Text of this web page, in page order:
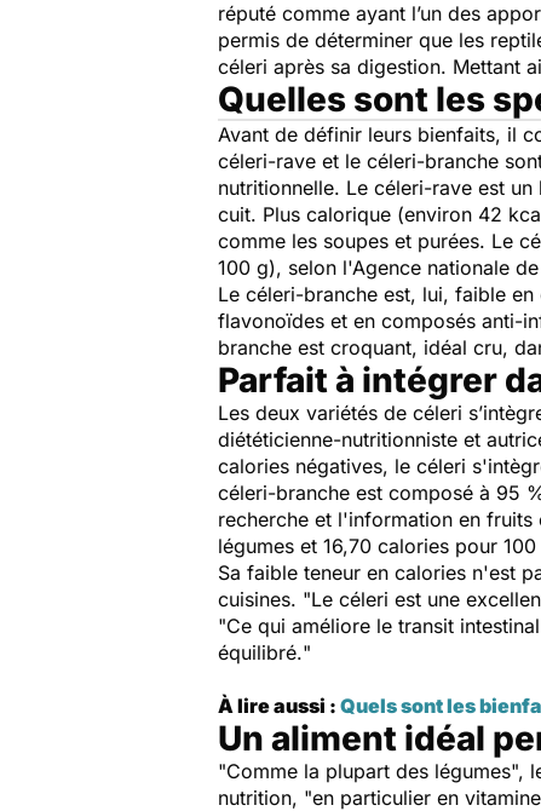
réputé comme ayant l’un des
permis de déterminer que les
céleri après sa digestion. Mettant
Quelles sont les
Avant de définir leurs bienfaits, il
céleri-rave et le céleri-branche
nutritionnelle. Le céleri-rave est
cuit. Plus calorique (environ 42
comme les soupes et purées. Le
100 g), selon l'Agence nationale
Le céleri-branche est, lui, faible
flavonoïdes et en composés anti-
branche est croquant, idéal cru,
Parfait à intégrer
Les deux variétés de céleri
diététicienne-nutritionniste et
calories négatives, le céleri
céleri-branche est composé à 95
recherche et l'information en fruits
légumes et 16,70 calories pour
Sa faible teneur en calories n'est
cuisines. "Le céleri est une
"Ce qui améliore le transit
équilibré."
À lire aussi : Quels sont les
Un aliment idéal
"Comme la plupart des légumes",
nutrition, "en particulier en